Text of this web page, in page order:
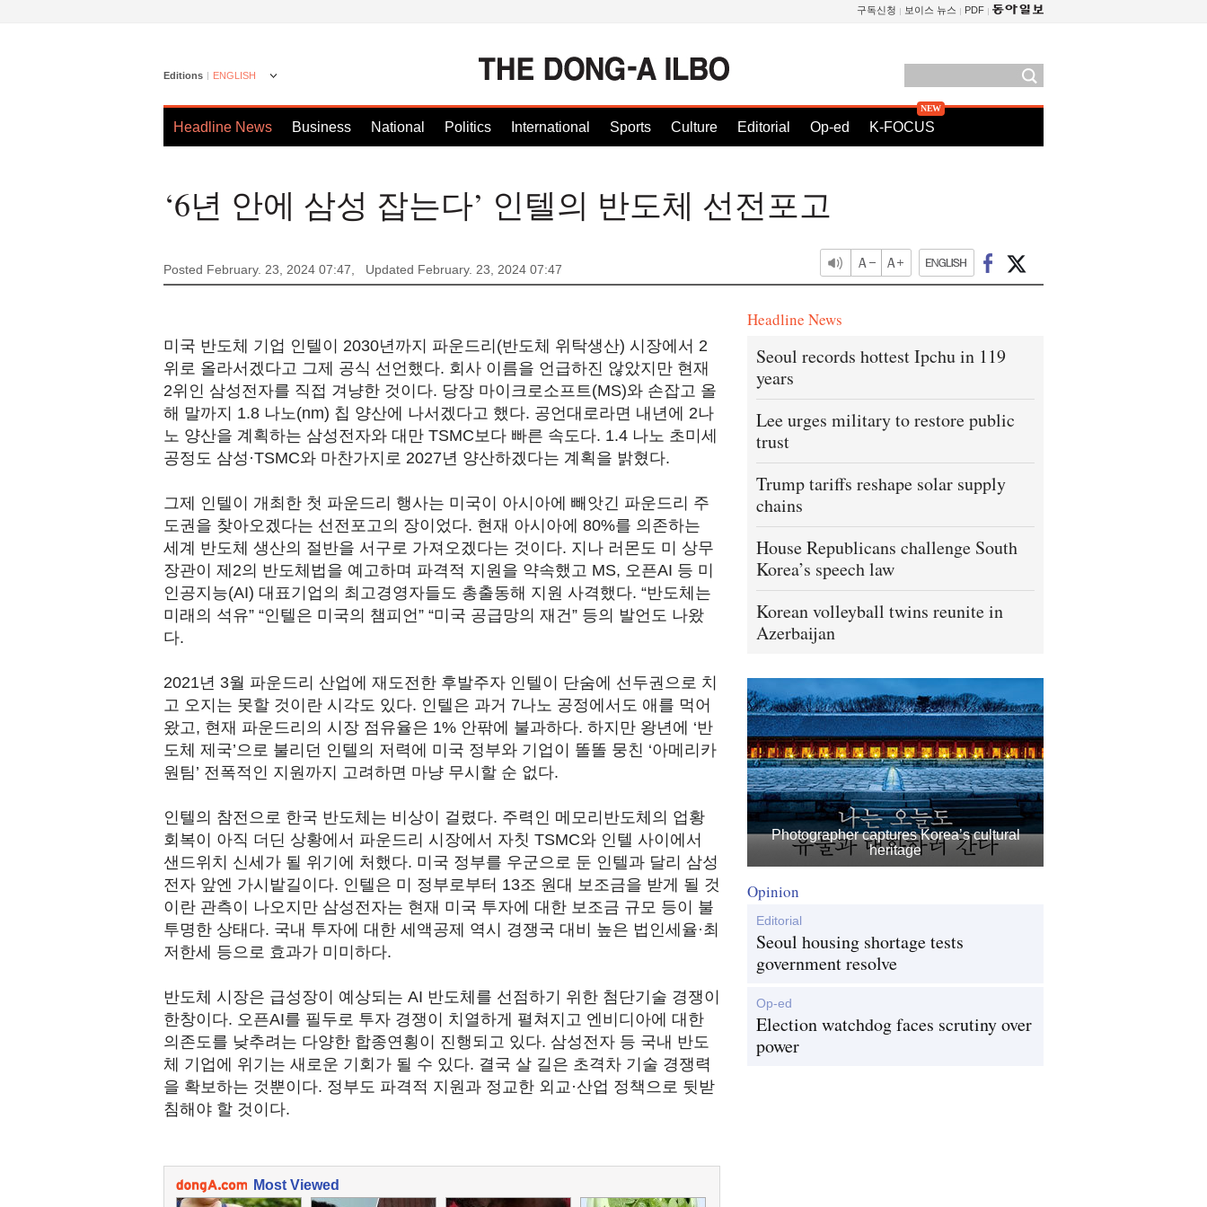
구독신청 보이스 뉴스 PDF
Editions ENGLISH
Headline News Business National Politics International Sports Culture Editorial Op-ed K-FOCUS
‘6년 안에 삼성 잡는다’ 인텔의 반도체 선전포고
Posted February. 23, 2024 07:47, Updated February. 23, 2024 07:47
미국 반도체 기업 인텔이 2030년까지 파운드리(반도체 위탁생산) 시장에서 2
위로 올라서겠다고 그제 공식 선언했다. 회사 이름을 언급하진 않았지만 현재
2위인 삼성전자를 직접 겨냥한 것이다. 당장 마이크로소프트(MS)와 손잡고 올
해 말까지 1.8 나노(nm) 칩 양산에 나서겠다고 했다. 공언대로라면 내년에 2나
노 양산을 계획하는 삼성전자와 대만 TSMC보다 빠른 속도다. 1.4 나노 초미세
공정도 삼성·TSMC와 마찬가지로 2027년 양산하겠다는 계획을 밝혔다.
그제 인텔이 개최한 첫 파운드리 행사는 미국이 아시아에 빼앗긴 파운드리 주
도권을 찾아오겠다는 선전포고의 장이었다. 현재 아시아에 80%를 의존하는
세계 반도체 생산의 절반을 서구로 가져오겠다는 것이다. 지나 러몬도 미 상무
장관이 제2의 반도체법을 예고하며 파격적 지원을 약속했고 MS, 오픈AI 등 미
인공지능(AI) 대표기업의 최고경영자들도 총출동해 지원 사격했다. “반도체는
미래의 석유” “인텔은 미국의 챔피언” “미국 공급망의 재건” 등의 발언도 나왔
다.
2021년 3월 파운드리 산업에 재도전한 후발주자 인텔이 단숨에 선두권으로 치
고 오지는 못할 것이란 시각도 있다. 인텔은 과거 7나노 공정에서도 애를 먹어
왔고, 현재 파운드리의 시장 점유율은 1% 안팎에 불과하다. 하지만 왕년에 ‘반
도체 제국’으로 불리던 인텔의 저력에 미국 정부와 기업이 똘똘 뭉친 ‘아메리카
원팀’ 전폭적인 지원까지 고려하면 마냥 무시할 순 없다.
인텔의 참전으로 한국 반도체는 비상이 걸렸다. 주력인 메모리반도체의 업황
회복이 아직 더딘 상황에서 파운드리 시장에서 자칫 TSMC와 인텔 사이에서
샌드위치 신세가 될 위기에 처했다. 미국 정부를 우군으로 둔 인텔과 달리 삼성
전자 앞엔 가시밭길이다. 인텔은 미 정부로부터 13조 원대 보조금을 받게 될 것
이란 관측이 나오지만 삼성전자는 현재 미국 투자에 대한 보조금 규모 등이 불
투명한 상태다. 국내 투자에 대한 세액공제 역시 경쟁국 대비 높은 법인세율·최
저한세 등으로 효과가 미미하다.
반도체 시장은 급성장이 예상되는 AI 반도체를 선점하기 위한 첨단기술 경쟁이
한창이다. 오픈AI를 필두로 투자 경쟁이 치열하게 펼쳐지고 엔비디아에 대한
의존도를 낮추려는 다양한 합종연횡이 진행되고 있다. 삼성전자 등 국내 반도
체 기업에 위기는 새로운 기회가 될 수 있다. 결국 살 길은 초격차 기술 경쟁력
을 확보하는 것뿐이다. 정부도 파격적 지원과 정교한 외교·산업 정책으로 뒷받
침해야 할 것이다.
Most Viewed
Headline News
Seoul records hottest Ipchu in 119
years
Lee urges military to restore public
trust
Trump tariffs reshape solar supply
chains
House Republicans challenge South
Korea’s speech law
Korean volleyball twins reunite in
Azerbaijan
Photographer captures Korea’s cultural
heritage
Opinion
Editorial
Seoul housing shortage tests
government resolve
Op-ed
Election watchdog faces scrutiny over
power